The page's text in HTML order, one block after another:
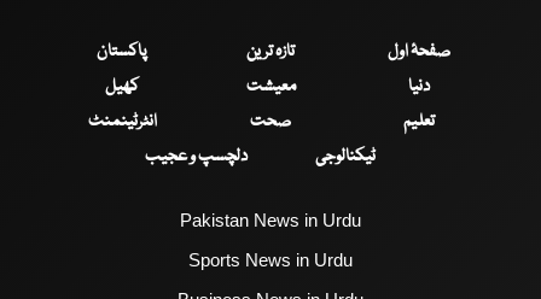
صفحۂ اول تازہ ترین
پاکستان
دنیا
معیشت
کھیل
تعلیم
صحت
انٹرٹینمنٹ
ٹیکنالوجی
دلچسپ و عجیب
Pakistan News in Urdu
Sports News in Urdu